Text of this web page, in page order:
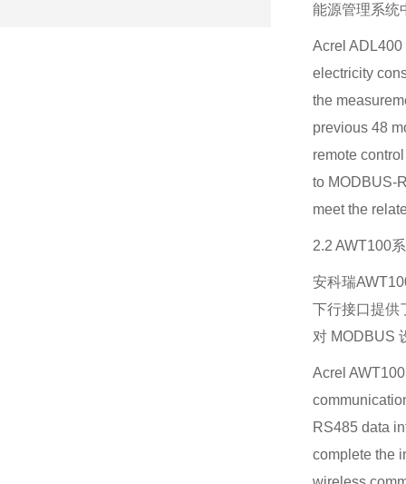
能源管理系统
Acrel ADL400
electricity
the
previous 48
remote
to MODBUS-
meet the
2.2 AWT100
安科瑞
下行接口提供
对 MODBUS
Acrel
RS485 data
complete the